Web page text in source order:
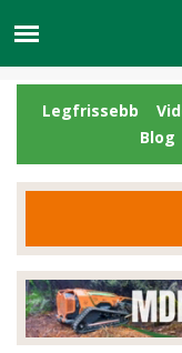
Legfrissebb
Blog